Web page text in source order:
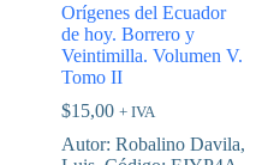
Orígenes del Ecuador
de hoy. Borrero y
Veintimilla. Volumen V.
Tomo II
$15,00 + IVA
Autor: Robalino Davila,